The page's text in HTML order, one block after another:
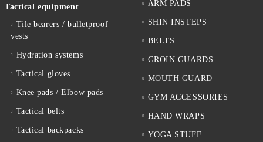
Tactical equipment
Tile bearers / bulletproof
vests
Hydration systems
Tactical gloves
Knee pads / Elbow pads
Tactical belts
Tactical backpacks
ARM PADS
SHIN INSTEPS
BELTS
GROIN GUARDS
MOUTH GUARD
GYM ACCESSORIES
HAND WRAPS
YOGA STUFF